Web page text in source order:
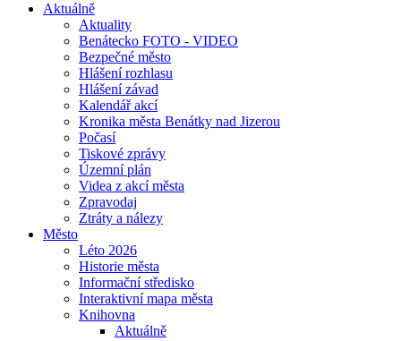
Aktuálně
Aktuality
Benátecko FOTO - VIDEO
Bezpečné město
Hlášení rozhlasu
Hlášení závad
Kalendář akcí
Kronika města Benátky nad Jizerou
Počasí
Tiskové zprávy
Územní plán
Videa z akcí města
Zpravodaj
Ztráty a nálezy
Město
Léto 2026
Historie města
Informační středisko
Interaktivní mapa města
Knihovna
Aktuálně